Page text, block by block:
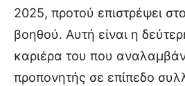
2025, προτού επιστρέψει
βοηθού. Αυτή είναι η
καριέρα του που
προπονητής σε επίπεδο